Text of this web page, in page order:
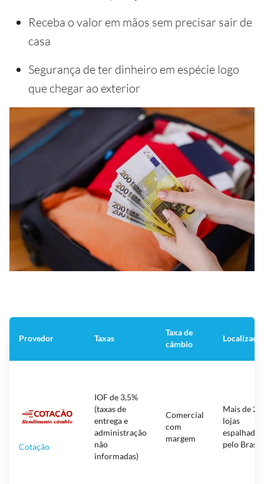
Receba o valor em mãos sem precisar sair de
casa
Segurança de ter dinheiro em espécie logo
que chegar ao exterior
Provedor Taxas
Taxa de
câmbio
Cotação
IOF de 3,5%
(taxas de
entrega e
administração
não
informadas)
Comercial
com
margem
Mais de 20
lojas
espalhadas
pelo Brasil